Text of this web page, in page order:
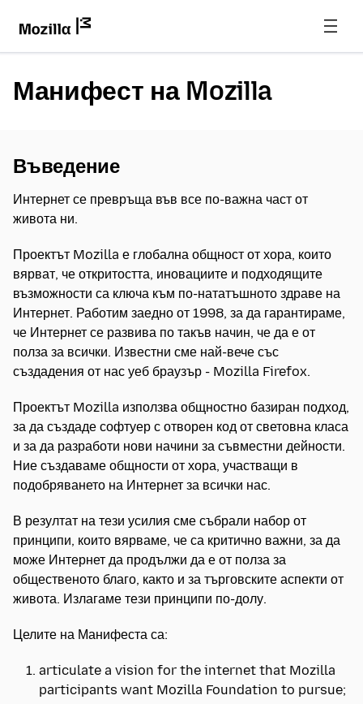
Манифест на Mozilla
Въведение
Интернет се превръща във все по-важна част от
живота ни.
Проектът Mozilla е глобална общност от хора, които
вярват, че откритостта, иновациите и подходящите
възможности са ключа към по-нататъшното здраве на
Интернет. Работим заедно от 1998, за да гарантираме,
че Интернет се развива по такъв начин, че да е от
полза за всички. Известни сме най-вече със
създадения от нас уеб браузър - Mozilla Firefox.
Проектът Mozilla използва общностно базиран подход,
за да създаде софтуер с отворен код от световна класа
и за да разработи нови начини за съвместни дейности.
Ние създаваме общности от хора, участващи в
подобряването на Интернет за всички нас.
В резултат на тези усилия сме събрали набор от
принципи, които вярваме, че са критично важни, за да
може Интернет да продължи да е от полза за
общественото благо, както и за търговските аспекти от
живота. Излагаме тези принципи по-долу.
Целите на Манифеста са:
articulate a vision for the internet that Mozilla
participants want Mozilla Foundation to pursue;